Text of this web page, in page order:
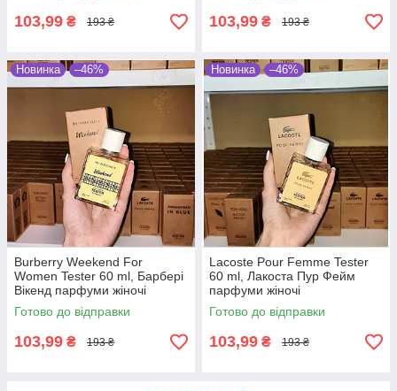
103,99 ₴ 193 ₴ 103,99 ₴ 193 ₴
Новинка –46%
Burberry Weekend For
Women Tester 60 ml, Барбері
Вікенд парфуми жіночі
Готово до відправки
103,99 ₴ 193 ₴
Новинка –46%
Lacoste Pour Femme Tester
60 ml, Лакоста Пур Фейм
парфуми жіночі
Готово до відправки
103,99 ₴ 193 ₴